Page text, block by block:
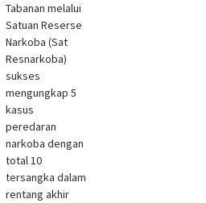
Tabanan melalui
Satuan Reserse
Narkoba (Sat
Resnarkoba)
sukses
mengungkap 5
kasus
peredaran
narkoba dengan
total 10
tersangka dalam
rentang akhir